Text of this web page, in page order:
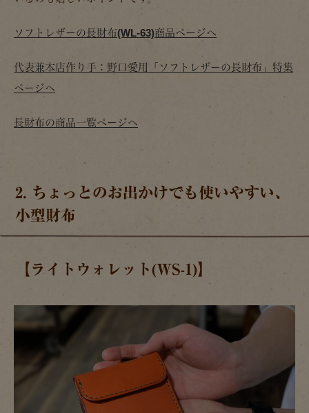
ソフトレザーの長財布(WL-63)商品ページへ
代表兼本店作り手：野口愛用「ソフトレザーの長財布」特集
ページへ
長財布の商品一覧ページへ
2. ちょっとのお出かけでも使いやすい、
小型財布
【ライトウォレット(WS-1)】